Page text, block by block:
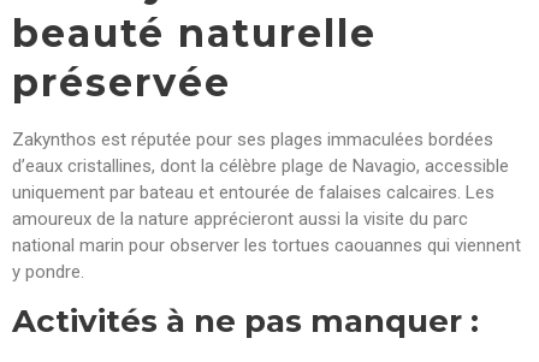
beauté naturelle
préservée
Zakynthos est réputée pour ses plages immaculées bordées
d’eaux cristallines, dont la célèbre plage de Navagio, accessible
uniquement par bateau et entourée de falaises calcaires. Les
amoureux de la nature apprécieront aussi la visite du parc
national marin pour observer les tortues caouannes qui viennent
y pondre.
Activités à ne pas manquer :